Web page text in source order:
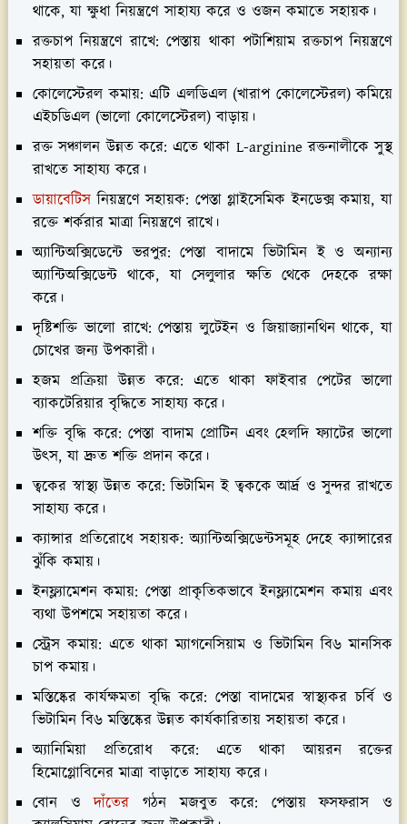
থাকে, যা ক্ষুধা নিয়ন্ত্রণে সাহায্য করে ও ওজন কমাতে সহায়ক।
রক্তচাপ নিয়ন্ত্রণে রাখে: পেস্তায় থাকা পটাশিয়াম রক্তচাপ নিয়ন্ত্রণে
সহায়তা করে।
কোলেস্টেরল কমায়: এটি এলডিএল (খারাপ কোলেস্টেরল) কমিয়ে
এইচডিএল (ভালো কোলেস্টেরল) বাড়ায়।
রক্ত সঞ্চালন উন্নত করে: এতে থাকা L-arginine রক্তনালীকে সুস্থ
রাখতে সাহায্য করে।
ডায়াবেটিস নিয়ন্ত্রণে সহায়ক: পেস্তা গ্লাইসেমিক ইনডেক্স কমায়, যা
রক্তে শর্করার মাত্রা নিয়ন্ত্রণে রাখে।
অ্যান্টিঅক্সিডেন্টে ভরপুর: পেস্তা বাদামে ভিটামিন ই ও অন্যান্য
অ্যান্টিঅক্সিডেন্ট থাকে, যা সেলুলার ক্ষতি থেকে দেহকে রক্ষা
করে।
দৃষ্টিশক্তি ভালো রাখে: পেস্তায় লুটেইন ও জিয়াজ্যানথিন থাকে, যা
চোখের জন্য উপকারী।
হজম প্রক্রিয়া উন্নত করে: এতে থাকা ফাইবার পেটের ভালো
ব্যাকটেরিয়ার বৃদ্ধিতে সাহায্য করে।
শক্তি বৃদ্ধি করে: পেস্তা বাদাম প্রোটিন এবং হেলদি ফ্যাটের ভালো
উৎস, যা দ্রুত শক্তি প্রদান করে।
ত্বকের স্বাস্থ্য উন্নত করে: ভিটামিন ই ত্বককে আর্দ্র ও সুন্দর রাখতে
সাহায্য করে।
ক্যান্সার প্রতিরোধে সহায়ক: অ্যান্টিঅক্সিডেন্টসমূহ দেহে ক্যান্সারের
ঝুঁকি কমায়।
ইনফ্ল্যামেশন কমায়: পেস্তা প্রাকৃতিকভাবে ইনফ্ল্যামেশন কমায় এবং
ব্যথা উপশমে সহায়তা করে।
স্ট্রেস কমায়: এতে থাকা ম্যাগনেসিয়াম ও ভিটামিন বি৬ মানসিক
চাপ কমায়।
মস্তিষ্কের কার্যক্ষমতা বৃদ্ধি করে: পেস্তা বাদামের স্বাস্থ্যকর চর্বি ও
ভিটামিন বি৬ মস্তিষ্কের উন্নত কার্যকারিতায় সহায়তা করে।
অ্যানিমিয়া প্রতিরোধ করে: এতে থাকা আয়রন রক্তের
হিমোগ্লোবিনের মাত্রা বাড়াতে সাহায্য করে।
বোন ওদাঁতের গঠন মজবুত করে: পেস্তায় ফসফরাস ও